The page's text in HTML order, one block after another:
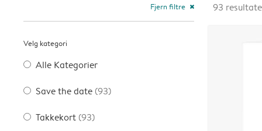
Fjern filtre close
Velg kategori
Alle Kategorier
Save the date (93)
Takkekort (93)
93